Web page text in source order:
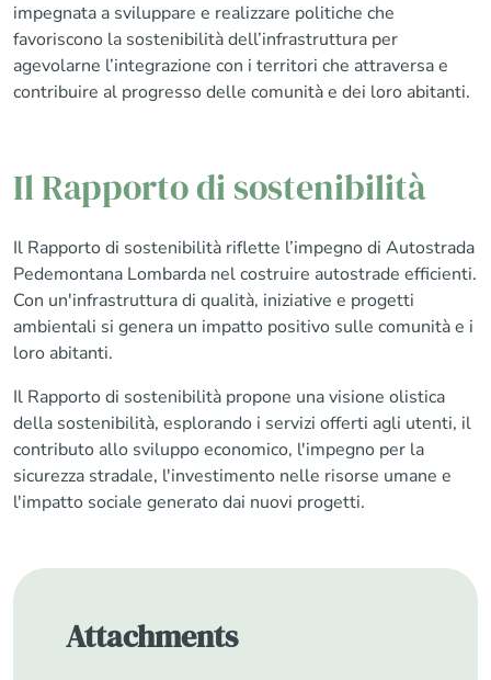
impegnata a sviluppare e realizzare politiche che
favoriscono la sostenibilità dell’infrastruttura per
agevolarne l’integrazione con i territori che attraversa e
contribuire al progresso delle comunità e dei loro abitanti.
Il Rapporto di sostenibilità
Il Rapporto di sostenibilità riflette l’impegno di Autostrada
Pedemontana Lombarda nel costruire autostrade efficienti.
Con un'infrastruttura di qualità, iniziative e progetti
ambientali si genera un impatto positivo sulle comunità e i
loro abitanti.
Il Rapporto di sostenibilità propone una visione olistica
della sostenibilità, esplorando i servizi offerti agli utenti, il
contributo allo sviluppo economico, l'impegno per la
sicurezza stradale, l'investimento nelle risorse umane e
l'impatto sociale generato dai nuovi progetti.
Attachments